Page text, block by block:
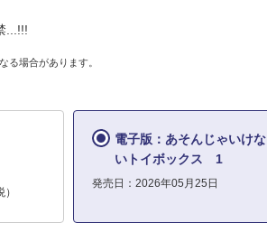
...!!!
る場合があります。
電子版：あそんじゃいけな
いトイボックス 1
発売日：2026年05月25日